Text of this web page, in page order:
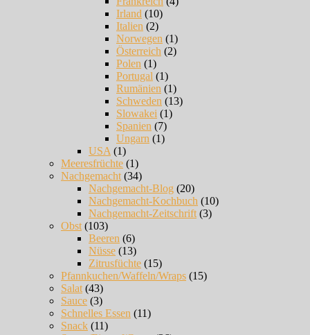
Irland (10)
Italien (2)
Norwegen (1)
Österreich (2)
Polen (1)
Portugal (1)
Rumänien (1)
Schweden (13)
Slowakei (1)
Spanien (7)
Ungarn (1)
USA (1)
Meeresfrüchte (1)
Nachgemacht (34)
Nachgemacht-Blog (20)
Nachgemacht-Kochbuch (10)
Nachgemacht-Zeitschrift (3)
Obst (103)
Beeren (6)
Nüsse (13)
Zitrusfüchte (15)
Pfannkuchen/Waffeln/Wraps (15)
Salat (43)
Sauce (3)
Schnelles Essen (11)
Snack (11)